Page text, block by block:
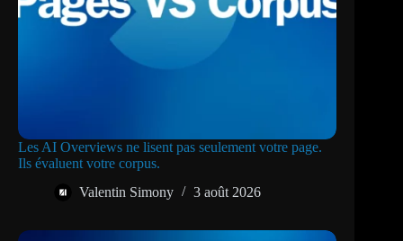
Les AI Overviews ne lisent pas seulement votre page.
Ils évaluent votre corpus.
Valentin Simony
3 août 2026